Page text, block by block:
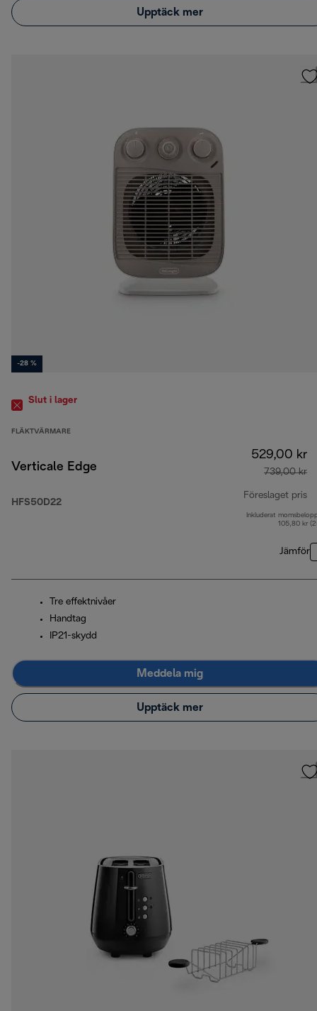
Upptäck mer
-28 %
Slut i lager
FLÄKTVÄRMARE
Verticale Edge
HFS50D22
529,00 kr
739,00 kr
Föreslaget pris
Inkluderat
105,80 kr
Jämför
Tre effektnivåer
Handtag
IP21-skydd
Meddela mig
Upptäck mer